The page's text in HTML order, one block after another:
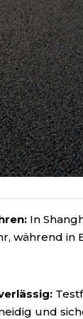
In
während in
und